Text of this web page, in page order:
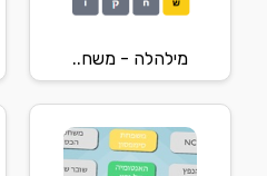
מילהלה - משח..